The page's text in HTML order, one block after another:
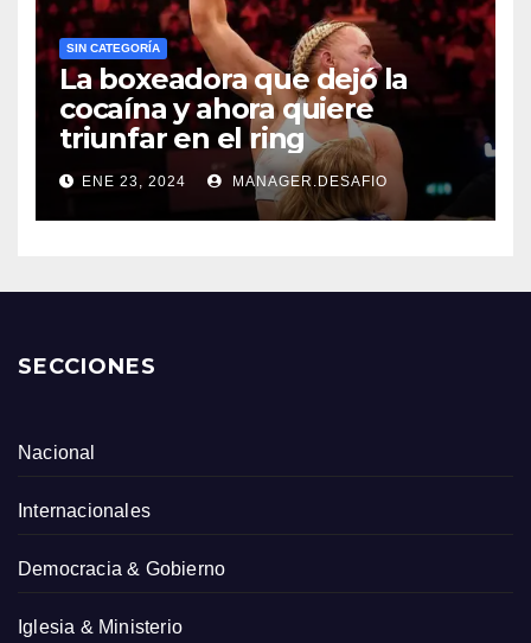
SIN CATEGORÍA
La boxeadora que dejó la
cocaína y ahora quiere
triunfar en el ring​
ENE 23, 2024 MANAGER.DESAFIO
SECCIONES
Nacional
Internacionales
Democracia & Gobierno
Iglesia & Ministerio